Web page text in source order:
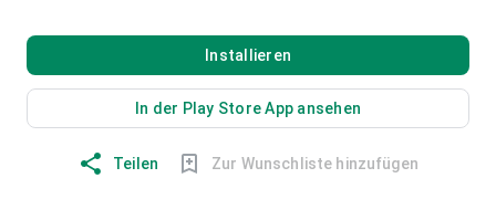
Installieren
In der Play Store App ansehen
Teilen Zur Wunschliste hinzufügen